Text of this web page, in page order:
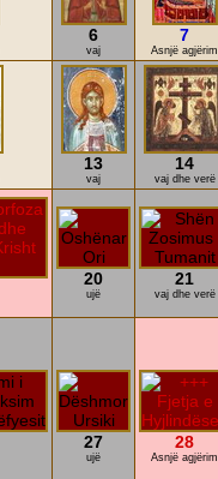
6
vaj
7
Asnjë agjërim
13
vaj
14
vaj dhe verë
20
ujë
21
vaj dhe verë
27
ujë
28
Asnjë agjërim